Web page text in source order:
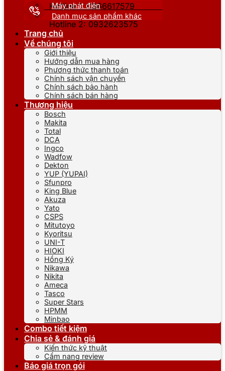
Hotline 1: 0866617579
Hotline 2: 0932623575
Máy phát điện
Danh mục sản phẩm khác
Trang chủ
Về chúng tôi
Giới thiệu
Hướng dẫn mua hàng
Phương thức thanh toán
Chính sách vận chuyển
Chính sách bảo hành
Chính sách bán hàng
Thương hiệu
Bosch
Makita
Total
DCA
Ingco
Wadfow
Dekton
YUP (YUPAI)
Sfunpro
King Blue
Akuza
Yato
CSPS
Mitutoyo
Kyoritsu
UNI-T
HIOKI
Hồng Ký
Nikawa
Nikita
Ameca
Tasco
Super Stars
HPMM
Minbao
Combo tiết kiệm
Chia sẻ & đánh giá
Kiến thức kỹ thuật
Cẩm nang review
Báo giá trọn gói